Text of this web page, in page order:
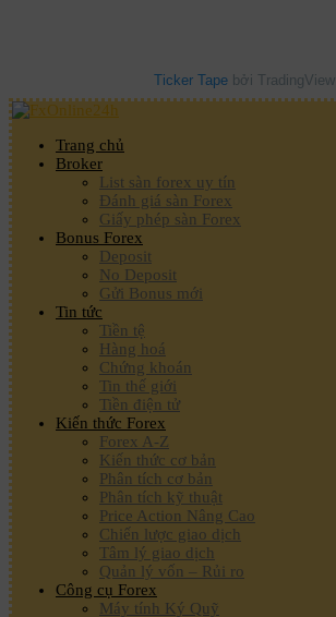
Ticker Tape bởi TradingView
Trang chủ
Broker
List sàn forex uy tín
Đánh giá sàn Forex
Giấy phép sàn Forex
Bonus Forex
Deposit
No Deposit
Gửi Bonus mới
Tin tức
Tiền tệ
Hàng hoá
Chứng khoán
Tin thế giới
Tiền điện tử
Kiến thức Forex
Forex A-Z
Kiến thức cơ bản
Phân tích cơ bản
Phân tích kỹ thuật
Price Action Nâng Cao
Chiến lược giao dịch
Tâm lý giao dịch
Quản lý vốn – Rủi ro
Công cụ Forex
Máy tính Ký Quỹ